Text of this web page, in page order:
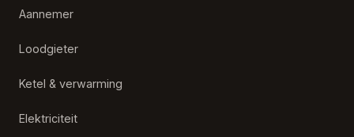
Aannemer
Loodgieter
Ketel & verwarming
Elektriciteit